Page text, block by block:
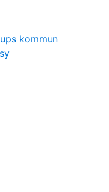
kommun